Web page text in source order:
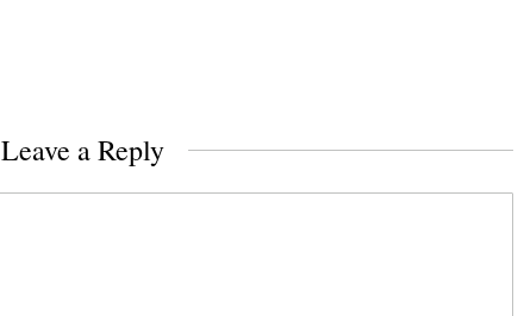
Leave a Reply